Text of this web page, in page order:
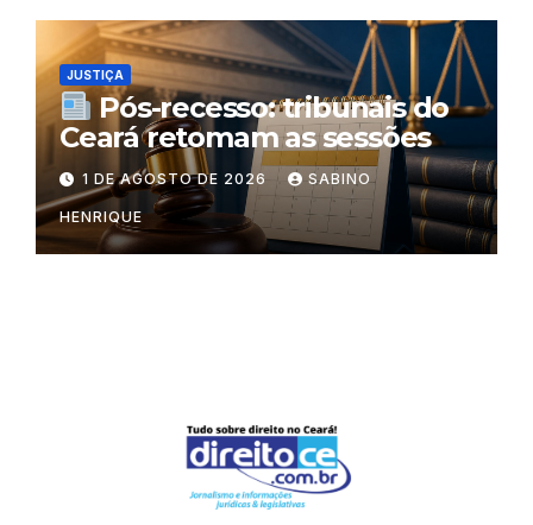
JUSTIÇA
Pós-recesso: tribunais do
Ceará retomam as sessões
1 DE AGOSTO DE 2026 SABINO
HENRIQUE